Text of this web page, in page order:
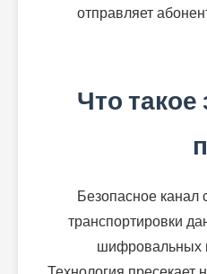
отправляет
Что
Безопасное канал
транспортировки
шифровальных